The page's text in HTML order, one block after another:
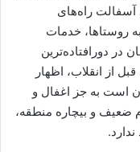
آسفالت راه‌های
روستاها، خدمات
در دورافتاده‌ترین
از انقلاب، اظهار
است به جز اغفال و
ضعیف و بیچاره منطقه،